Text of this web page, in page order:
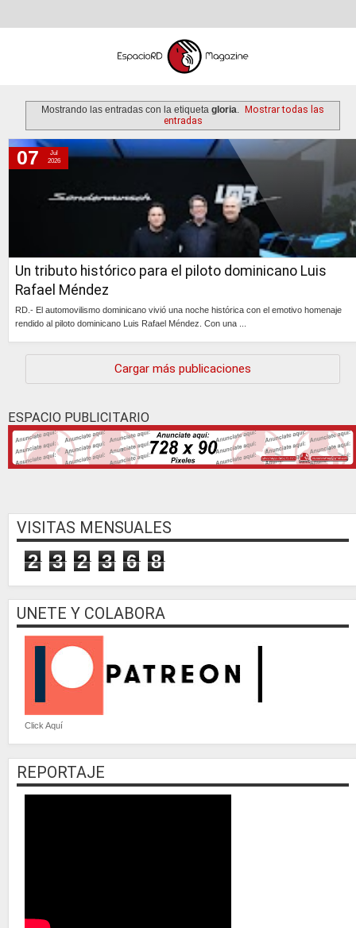
Mostrando las entradas con la etiqueta gloria
Mostrar todas las
entradas
martes, 7 de julio de 2026
Un tributo histórico para el piloto dominicano Luis
Rafael Méndez
RD.- El automovilismo dominicano vivió una noche histórica con el emotivo homenaje
rendido al piloto dominicano Luis Rafael Méndez. Con una ...
07
Jul
2026
Cargar más publicaciones
ESPACIO PUBLICITARIO
VISITAS MENSUALES
2 3 2 3 6 8
UNETE Y COLABORA
Click Aquí
REPORTAJE